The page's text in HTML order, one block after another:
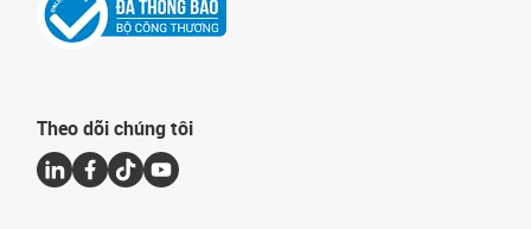
Theo dõi chúng tôi